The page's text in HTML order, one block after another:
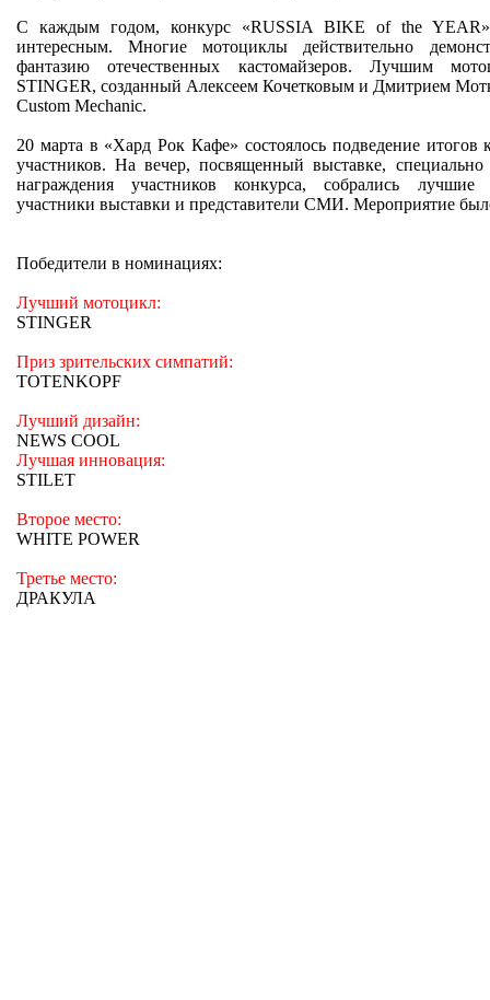
С каждым годом, конкурс «RUSSIA BIKE of the YEAR»
интересным. Многие мотоциклы действительно
фантазию отечественных кастомайзеров. Лучшим
STINGER, созданный Алексеем Кочетковым и Дмитрием
Custom Mechanic.
20 марта в «Хард Рок Кафе» состоялось подведение итогов
участников. На вечер, посвященный выставке,
награждения участников конкурса, собрались лучшие
участники выставки и представители СМИ. Мероприятие
Победители в номинациях:
Лучший мотоцикл:
STINGER
Приз зрительских симпатий:
TOTENKOPF
Лучший дизайн:
NEWS COOL
Лучшая инновация:
STILET
Второе место:
WHITE POWER
Третье место:
ДРАКУЛА